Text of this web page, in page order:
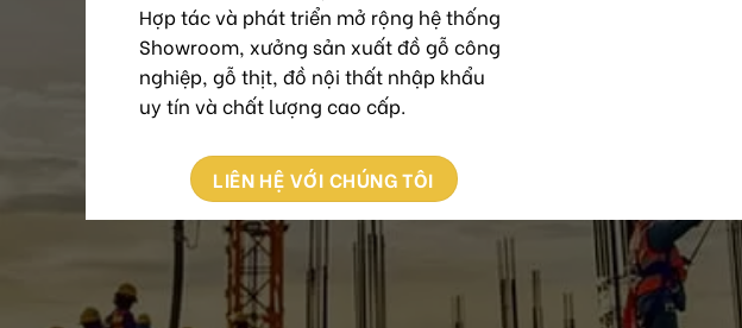
Hợp tác và phát triển mở rộng hệ thống
Showroom, xưởng sản xuất đồ gỗ công
nghiệp, gỗ thịt, đồ nội thất nhập khẩu
uy tín và chất lượng cao cấp.
LIÊN HỆ VỚI CHÚNG TÔI